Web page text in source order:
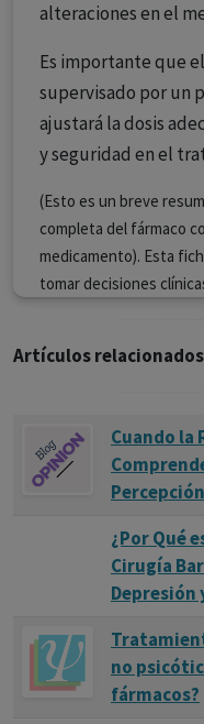
alteraciones en el
Es importante que
supervisado por un
ajustará la dosis
y seguridad en el
(Esto es un breve
completa del fármaco
medicamento). Esta
tomar decisiones
Artículos
Cuando la
Percepción
¿Por Qué
Cirugía
no
fármacos?